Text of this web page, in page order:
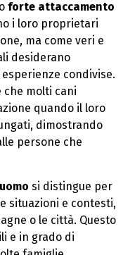
forte attaccamento
i loro proprietari
ma come veri e
desiderano
condivise.
che molti cani
quando il loro
dimostrando
persone che
si distingue per
situazioni e contesti,
o le città. Questo
e in grado di